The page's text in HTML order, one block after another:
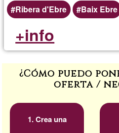
Ribera d'Ebre
Baix Ebre
+info
¿Cómo puedo
oferta /
1. Crea una